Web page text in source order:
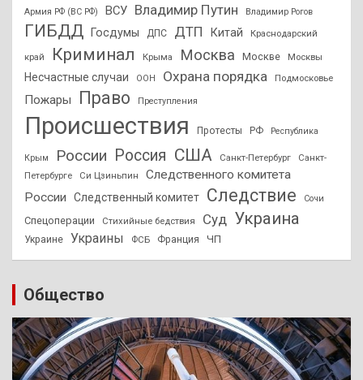
Армия РФ (ВС РФ) ВСУ Владимир Путин Владимир Рогов
ГИБДД Госдумы ДПС ДТП Китай Краснодарский
край Криминал Крыма Москва Москве Москвы
Несчастные случаи ООН Охрана порядка Подмосковье
Пожары Право Преступления
Происшествия Протесты РФ Республика
Крым России Россия США Санкт-Петербург
Санкт-
Петербурге
Си Цзиньпин
Следственного комитета
России
Следственный комитет Следствие Сочи
Спецоперации Стихийные бедствия Суд Украина
Украине Украины ФСБ Франция ЧП
Общество